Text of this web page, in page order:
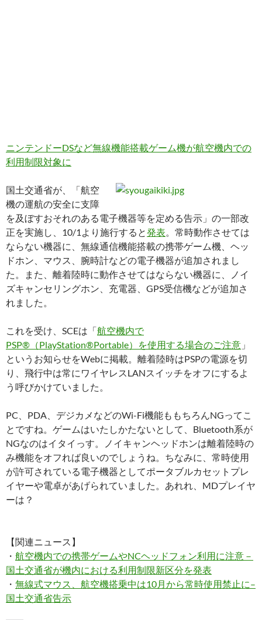
ニンテンドーDSなど無線機能搭載ゲーム機が航空機内での
利用制限対象に
国土交通省が、「航空
機の運航の安全に支障
を及ぼすおそれのある電子機器等を定める告示」の一部改
正を実施し、10/1より施行すると発表。常時動作させては
ならない機器に、無線通信機能搭載の携帯ゲーム機、ヘッ
ドホン、マウス、腕時計などの電子機器が追加されまし
た。また、離着陸時に動作させてはならない機器に、ノイ
ズキャンセリングホン、充電器、GPS受信機などが追加さ
れました。
これを受け、SCEは「航空機内で
PSP®（PlayStation®Portable）を使用する場合のご注意 」
というお知らせをWebに掲載。離着陸時はPSPの電源を切
り、飛行中は常にワイヤレスLANスイッチをオフにするよ
う呼びかけていました。
PC、PDA、デジカメなどのWi-Fi機能ももちろんNGってこ
とですね。ゲームはいたしかたないとして、Bluetooth系が
NGなのはイタイっす。ノイキャンヘッドホンは離着陸時の
み機能をオフれば良いのでしょうね。ちなみに、常時使用
が許可されている電子機器としてポータブルカセットプレ
イヤーや電卓があげられていました。あれれ、MDプレイヤ
ーは？
【関連ニュース】
・ 航空機内での携帯ゲームやNCヘッドフォン利用に注意－
国土交通省が機内における利用制限新区分を発表
・ 無線式マウス、航空機搭乗中は10月から常時使用禁止に–
国土交通省告示